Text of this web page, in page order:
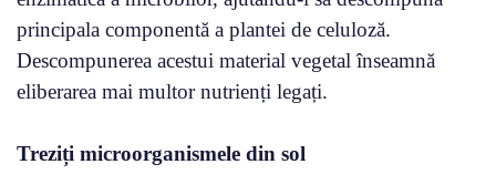
principala componentă a plantei de celuloză.
Descompunerea acestui material vegetal înseamnă
eliberarea mai multor nutrienți legați.
Treziți microorganismele din sol